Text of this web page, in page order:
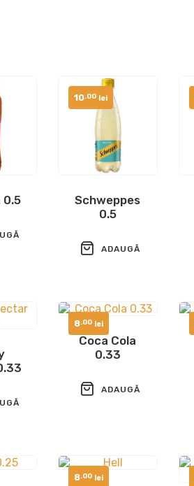
0.5
Schweppes
0.5
10.00 lei
ADAUGĂ
Coca Cola
0.33
8.00 lei
ADAUGĂ
8.00 lei